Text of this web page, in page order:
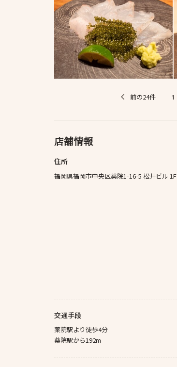
前の24件 1
店舗情報
住所
福岡県福岡市中央区薬院1-16-5 松井ビル 1F
交通手段
薬院駅より徒歩4分
薬院駅から192m